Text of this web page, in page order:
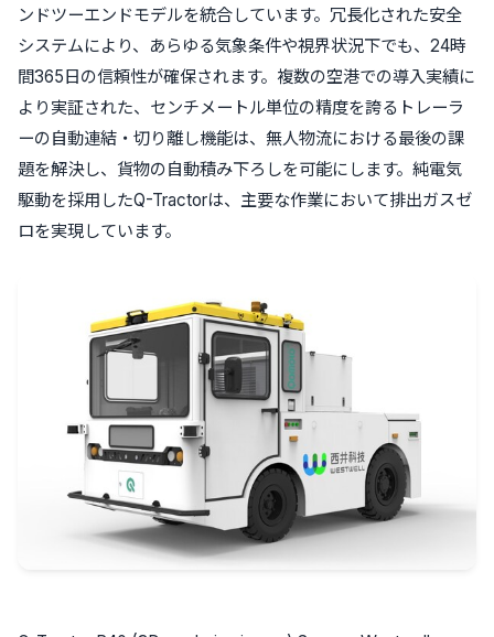
ンドツーエンドモデルを統合しています。冗長化された安全
システムにより、あらゆる気象条件や視界状況下でも、24時
間365日の信頼性が確保されます。複数の空港での導入実績に
より実証された、センチメートル単位の精度を誇るトレーラ
ーの自動連結・切り離し機能は、無人物流における最後の課
題を解決し、貨物の自動積み下ろしを可能にします。純電気
駆動を採用したQ-Tractorは、主要な作業において排出ガスゼ
ロを実現しています。